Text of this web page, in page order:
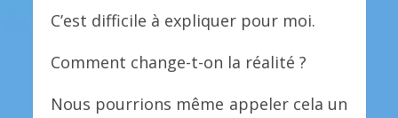
C’est difficile à expliquer pour moi.
Comment change-t-on la réalité ?
Nous pourrions même appeler cela un